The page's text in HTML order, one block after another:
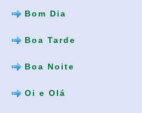
Bom Dia
Boa Tarde
Boa Noite
Oi e Olá